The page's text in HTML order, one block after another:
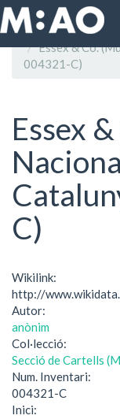
Vés al contingut
Inici
Essex & Co.
004321-C)
Essex
C)
Wikilink:
http://
Autor:
anònim
Col·lecció:
Secció de Cartells
Num. Inventari:
004321-C
Inici: